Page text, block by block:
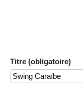
Titre (obligatoire)